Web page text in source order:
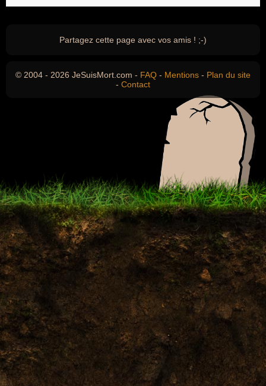
Partagez cette page avec vos amis ! ;-)
© 2004 - 2026 JeSuisMort.com - FAQ - Mentions - Plan du site
- Contact